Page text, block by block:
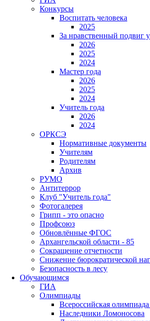
Конкурсы
Воспитать человека
2025
За нравственный подвиг
2026
2025
2024
Мастер года
2026
2025
2024
Учитель года
2026
2024
ОРКСЭ
Нормативные документы
Учителям
Родителям
Архив
РУМО
Антитеррор
Клуб "Учитель года"
Фотогалерея
Грипп - это опасно
Профсоюз
Обновлённые ФГОС
Архангельской области - 85
Сокращение отчетности
Снижение бюрократической
Безопасность в лесу
Обучающимся
ГИА
Олимпиады
Всероссийская
Наследники Ломоносова